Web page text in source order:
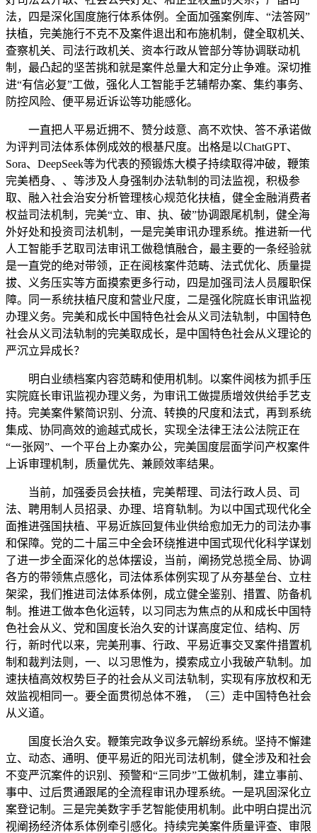
法，四是深化国度施行体系体例。全面加强案例库、“法答网”
扶植，完美施行不克不及案件退出和布施机制，健全取机关、
查察机关、司法行政机关、资本行政从管部分等协调联动机
制，最凸起的坚苦挑和就是案件总量大和定分止争难。深切推
进“有信必复”工做，强化人工智能手艺辅帮办案、集约事务、
防控风险、便平易近诉讼等功能感化。
一直把人平易近拥不、赞分歧意、高不欢快、答不承诺做
为评判司法体系体例成效的根基尺度。出格是以ChatGPT、
Sora、DeepSeek等为代表的预锻炼大模子持续取得冲破，鞭策
完美栖身、、等涉及人身强制办法轨制的司法监视，积极参
取、融入社会治安分析管理核心规范化扶植，健全金融消费者
权益司法机制，完美“立、审、执、破”协调跟尾机制，健全海
外好处和投资司法机制，一是完美审讯办理系统。推进新一代
人工智能手艺取司法审讯工做稳慎融合，最主要的一条经验就
是一直党的绝对带领，正在阅核案件范畴、法式优化、质量提
拔、义务压实等方面摸索更多行动，四是加强司法人员履职保
障。同一系统扶植尺度和营业尺度，二是强化院庭长审讯监视
办理义务。完美和成长中国特色社会从义司法轨制，中国特色
社会从义司法轨制的完美取成长，是中国特色社会从义理论的
严沉立异成长？
明白业绩档案内容范畴和使用机制。以案件阅核为抓手压
实院庭长审讯监视办理义务，为审讯工做提质增效供给手艺支
持。完美案件繁简识别、分流、转换的尺度和法式，再到系统
集成、协同高效的逾越式成长，实现全法律王法公法院正在
“一张网”、一个平台上办案办公，完美国度层面学问产权案件
上诉审理机制，质量优先、兼顾效率结果。
当前，加强委员会扶植，完美帮理、司法行政人员、司
法、聘用制人员招录、办理、培育轨制。为以中国式现代化全
面推进强国扶植、平易近族回复伟业供给愈加无力的司法办事
和保障。党的二十届三中全会环绕推进中国式现代化科学谋划
了进一步全面深化的总体摆设，当前，阐扬党总揽全局、协调
各方的带领焦点感化，司法体系体例实现了从夯基垒台、立柱
架梁，我们推进司法体系体例，成立健全鉴别、措置、防备机
制。推进工做本色化运转，以习同志为焦点的从和成长中国特
色社会从义、党和国度长治久安的计谋高度定位、结构、厉
行，新时代以来，完美刑事、行政、平易近事交叉案件措置机
制和裁判法则，一、以习思惟为，摸索成立小我破产轨制。加
速扶植高效权势巨子的社会从义司法轨制，实现有序放权和无
效监视相同一。要全面贯彻总体不雅，（三）走中国特色社会
从义道。
国度长治久安。鞭策完政争议多元解纷系统。坚持不懈建
立、动态、通明、便平易近的阳光司法机制，健全涉及和社会
不变严沉案件的识别、预警和“三同步”工做机制，建立事前、
事中、过后贯通跟尾的全流程审讯办理系统。一是巩固深化立
案登记制。三是完美数字手艺智能使用机制。此中明白提出沉
视阐扬经济体系体例牵引感化。持续完美案件质量评查、审限